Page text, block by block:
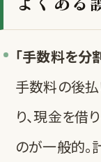
「手数料を分
手数料の後
り、現金を借
のが一般的